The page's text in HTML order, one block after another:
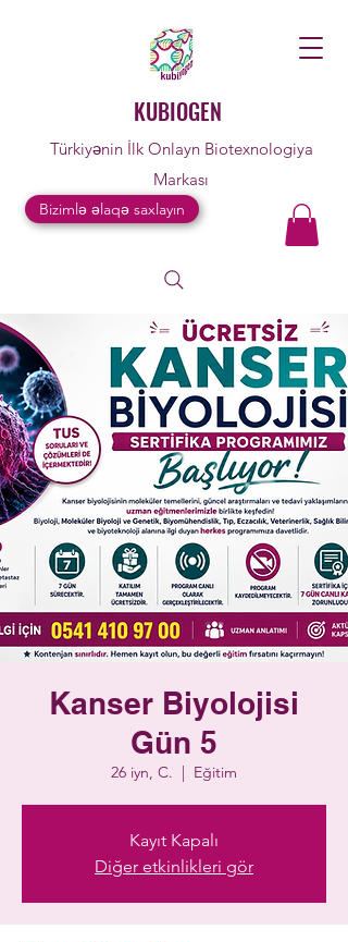
KUBIOGEN
Türkiyənin İlk Onlayn Biotexnologiya
Markası
Bizimlə əlaqə saxlayın
Kanser Biyolojisi
Gün 5
26 iyn, C. Eğitim
Kayıt Kapalı
Diğer etkinlikleri gör